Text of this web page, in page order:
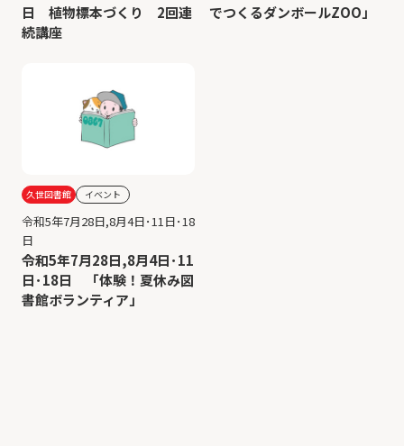
日 植物標本づくり 2回連
続講座
でつくるダンボールZOO」
久世図書館 イベント
令和5年7月28日,8月4日･11日･18
日
令和5年7月28日,8月4日･11
日･18日 「体験！夏休み図
書館ボランティア」